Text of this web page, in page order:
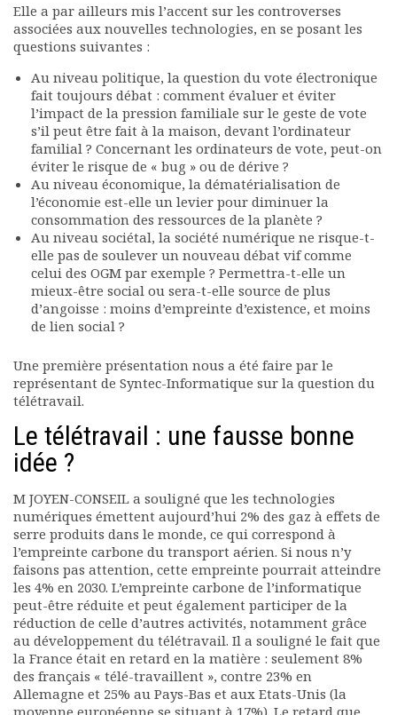
Elle a par ailleurs mis l’accent sur les controverses
associées aux nouvelles technologies, en se posant les
questions suivantes :
Au niveau politique, la question du vote électronique
fait toujours débat : comment évaluer et éviter
l’impact de la pression familiale sur le geste de vote
s’il peut être fait à la maison, devant l’ordinateur
familial ? Concernant les ordinateurs de vote, peut-on
éviter le risque de « bug » ou de dérive ?
Au niveau économique, la dématérialisation de
l’économie est-elle un levier pour diminuer la
consommation des ressources de la planète ?
Au niveau sociétal, la société numérique ne risque-t-
elle pas de soulever un nouveau débat vif comme
celui des OGM par exemple ? Permettra-t-elle un
mieux-être social ou sera-t-elle source de plus
d’angoisse : moins d’empreinte d’existence, et moins
de lien social ?
Une première présentation nous a été faire par le
représentant de Syntec-Informatique sur la question du
télétravail.
Le télétravail : une fausse bonne
idée ?
M JOYEN-CONSEIL a souligné que les technologies
numériques émettent aujourd’hui 2% des gaz à effets de
serre produits dans le monde, ce qui correspond à
l’empreinte carbone du transport aérien. Si nous n’y
faisons pas attention, cette empreinte pourrait atteindre
les 4% en 2030. L’empreinte carbone de l’informatique
peut-être réduite et peut également participer de la
réduction de celle d’autres activités, notamment grâce
au développement du télétravail. Il a souligné le fait que
la France était en retard en la matière : seulement 8%
des français « télé-travaillent », contre 23% en
Allemagne et 25% au Pays-Bas et aux Etats-Unis (la
moyenne européenne se situant à 17%). Le retard que